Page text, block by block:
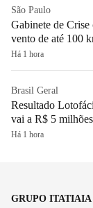
São Paulo
Gabinete de Crise
vento de até 100
Há 1 hora
Brasil Geral
Resultado
vai a R$ 5 milhões
Há 1 hora
GRUPO ITATIAIA